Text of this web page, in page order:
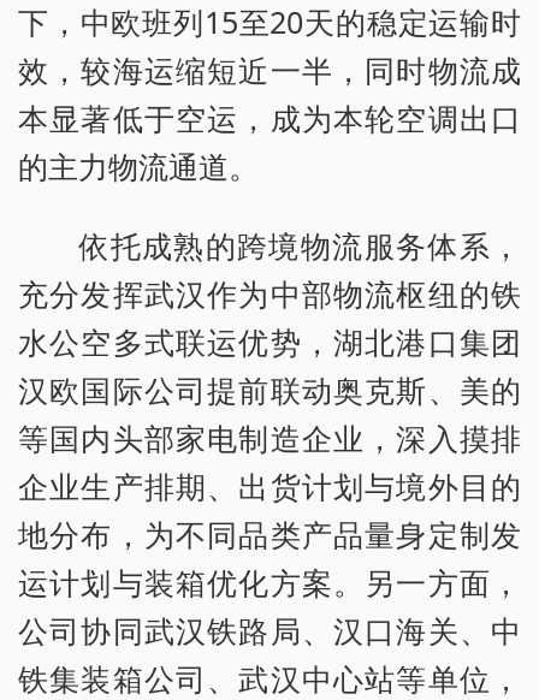
下，中欧班列15至20天的稳定运输时
效，较海运缩短近一半，同时物流成
本显著低于空运，成为本轮空调出口
的主力物流通道。
依托成熟的跨境物流服务体系，
充分发挥武汉作为中部物流枢纽的铁
水公空多式联运优势，湖北港口集团
汉欧国际公司提前联动奥克斯、美的
等国内头部家电制造企业，深入摸排
企业生产排期、出货计划与境外目的
地分布，为不同品类产品量身定制发
运计划与装箱优化方案。另一方面，
公司协同武汉铁路局、汉口海关、中
铁集装箱公司、武汉中心站等单位，